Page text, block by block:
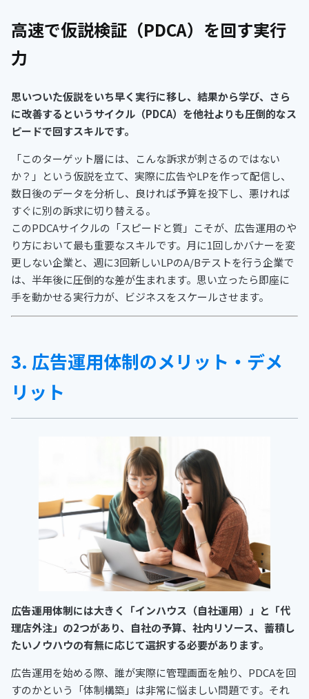
高速で仮説検証（PDCA）を回す実行
力
思いついた仮説をいち早く実行に移し、結果から学び、さら
に改善するというサイクル（PDCA）を他社よりも圧倒的なス
ピードで回すスキルです。
「このターゲット層には、こんな訴求が刺さるのではない
か？」という仮説を立て、実際に広告やLPを作って配信し、
数日後のデータを分析し、良ければ予算を投下し、悪ければ
すぐに別の訴求に切り替える。
このPDCAサイクルの「スピードと質」こそが、広告運用のや
り方において最も重要なスキルです。月に1回しかバナーを変
更しない企業と、週に3回新しいLPのA/Bテストを行う企業で
は、半年後に圧倒的な差が生まれます。思い立ったら即座に
手を動かせる実行力が、ビジネスをスケールさせます。
3. 広告運用体制のメリット・デメ
リット
広告運用体制には大きく「インハウス（自社運用）」と「代
理店外注」の2つがあり、自社の予算、社内リソース、蓄積し
たいノウハウの有無に応じて選択する必要があります。
広告運用を始める際、誰が実際に管理画面を触り、PDCAを回
すのかという「体制構築」は非常に悩ましい問題です。それ